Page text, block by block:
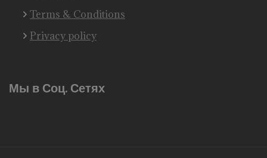
Terms & Conditions
Privacy policy
Мы в Соц. Сетях